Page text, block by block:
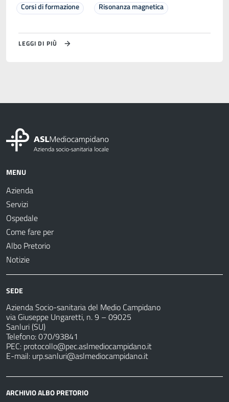
Corsi di formazione Risonanza magnetica
LEGGI DI PIÙ
MENU
Azienda
Servizi
Ospedale
Come fare per
Albo Pretorio
Notizie
SEDE
Azienda Socio-sanitaria del Medio Campidano
via Giuseppe Ungaretti, n. 9 – 09025
Sanluri (SU)
Telefono: 070/93841
PEC: protocollo@pec.aslmediocampidano.it
E-mail: urp.sanluri@aslmediocampidano.it
ARCHIVIO ALBO PRETORIO